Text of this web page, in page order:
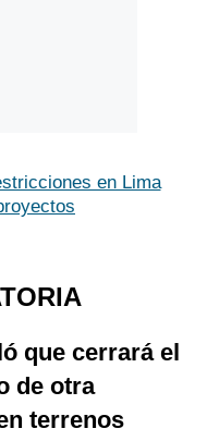
en Lima
que cerrará el
de otra
terrenos